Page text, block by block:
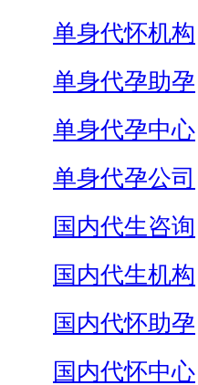
单身代怀机构
单身代孕助孕
单身代孕中心
单身代孕公司
国内代生咨询
国内代生机构
国内代怀助孕
国内代怀中心